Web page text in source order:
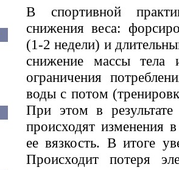
В спортивной
снижения веса:
(1-2 недели) и
снижение массы тела
ограничения
воды с потом
При этом в результате
происходят изменения
ее вязкость. В итоге
Происходит потеря